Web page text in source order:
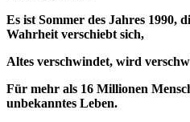
Es ist Sommer des Jahres 1990,
Wahrheit verschiebt sich,
Altes verschwindet, wird
Für mehr als 16 Millionen
unbekanntes Leben.